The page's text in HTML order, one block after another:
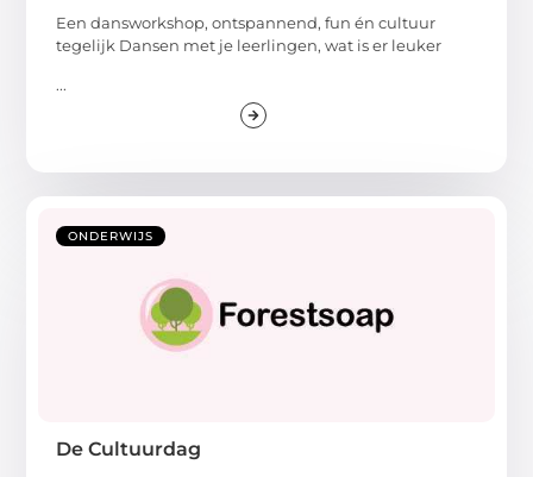
Een dansworkshop, ontspannend, fun én cultuur
tegelijk Dansen met je leerlingen, wat is er leuker
...
ONDERWIJS
De Cultuurdag